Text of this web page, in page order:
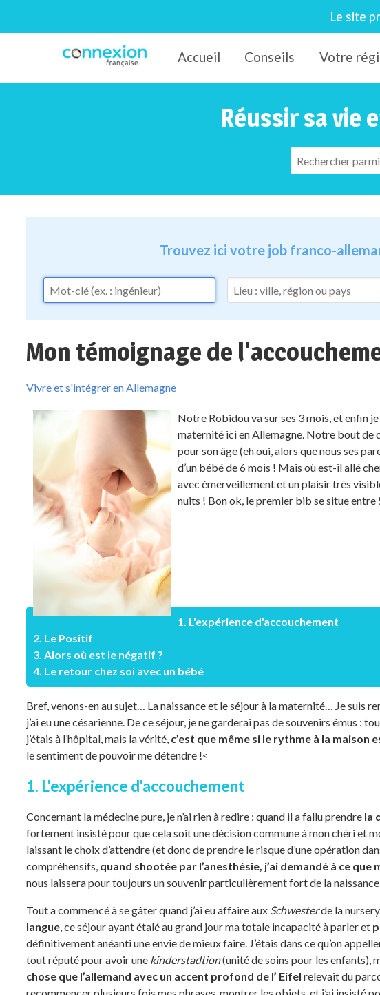
Le site
Connexion-Française Accueil Conseils Votre
Réussir sa vie
Trouvez ici votre job franco-
Mon témoignage de
Vivre et s'intégrer en Allemagne
Notre Robidou va sur ses 3 mois, et enfin
maternité ici en Allemagne. Notre bout de
pour son âge (eh oui, alors que nous ses
d’un bébé de 6 mois ! Mais où est-il allé
avec émerveillement et un plaisir très
nuits ! Bon ok, le premier bib se situe entre
1. L'expérience d'accouchement
2. Le Positif
3. Alors où est le négatif ?
4. Le retour chez soi avec un bébé
Bref, venons-en au sujet… La naissance et le séjour à la maternité… Je suis
j’ai eu une césarienne. De ce séjour, je ne garderai pas de souvenirs émus :
j’étais à l’hôpital, mais la vérité, c’est que même si le rythme à la
le sentiment de pouvoir me détendre !<
1. L'expérience d'accouchement
Concernant la médecine pure, je n’ai rien à redire : quand il a fallu prendre la
fortement insisté pour que cela soit une décision commune à mon chéri et
laissant le choix d’attendre (et donc de prendre le risque d’une opération
compréhensifs, quand shootée par l’anesthésie, j’ai demandé à ce
nous laissera pour toujours un souvenir particulièrement fort de la
Tout a commencé à se gâter quand j’ai eu affaire aux Schwesterde la
langue, ce séjour ayant étalé au grand jour ma totale incapacité à parler et
définitivement anéanti une envie de mieux faire. J’étais dans ce qu’on
tout réputé pour avoir une kinderstadtion(unité de soins pour les enfants),
chose que l’allemand avec un accent profond de l’ Eifel relevait du